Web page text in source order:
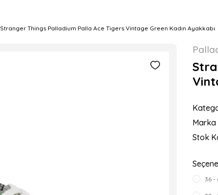
Stranger Things Palladium Palla Ace Tigers Vintage Green Kadın Ayakkabı
Marka
Stok
36 -